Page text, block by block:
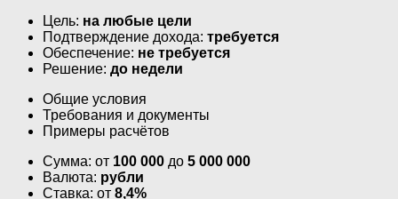
Цель: на любые цели
Подтверждение дохода: требуется
Обеспечение: не требуется
Решение: до недели
Общие условия
Требования и документы
Примеры расчётов
Сумма: от 100 000 до 5 000 000
Валюта: рубли
Ставка: от 8,4%